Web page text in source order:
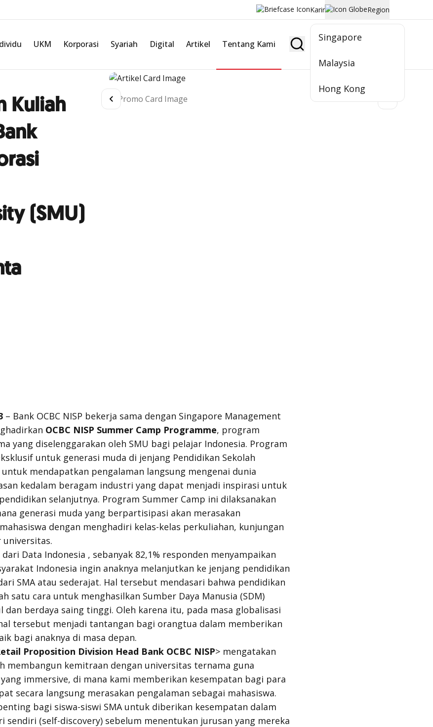
Karir Region
Singapore
Malaysia
Hong Kong
UKM Korporasi Syariah Digital Artikel Tentang Kami Jadi Nasabah
Kuliah
(SMU)
– Bank OCBC NISP bekerja sama dengan Singapore Management
OCBC NISP Summer Camp Programme, program
yang diselenggarakan oleh SMU bagi pelajar Indonesia. Program
untuk generasi muda di jenjang Pendidikan Sekolah
untuk mendapatkan pengalaman langsung mengenai dunia
kedalam beragam industri yang dapat menjadi inspirasi untuk
selanjutnya. Program Summer Camp ini dilaksanakan
generasi muda yang berpartisipasi akan merasakan
dengan menghadiri kelas-kelas perkuliahan, kunjungan
Data Indonesia , sebanyak 82,1% responden menyampaikan
Indonesia ingin anaknya melanjutkan ke jenjang pendidikan
SMA atau sederajat. Hal tersebut mendasari bahwa pendidikan
satu cara untuk menghasilkan Sumber Daya Manusia (SDM)
dan berdaya saing tinggi. Oleh karena itu, pada masa globalisasi
tersebut menjadi tantangan bagi orangtua dalam memberikan
bagi anaknya di masa depan.
Proposition Division Head Bank OCBC NISP> mengatakan
membangun kemitraan dengan universitas ternama guna
immersive, di mana kami memberikan kesempatan bagi para
secara langsung merasakan pengalaman sebagai mahasiswa.
bagi siswa-siswi SMA untuk diberikan kesempatan dalam
sendiri (self-discovery) sebelum menentukan jurusan yang mereka